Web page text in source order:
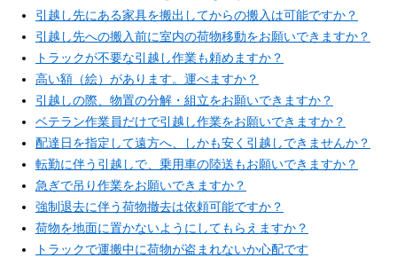
引越し先にある家具を搬出してからの搬入は可能ですか？
引越し先への搬入前に室内の荷物移動をお願いできますか？
トラックが不要な引越し作業も頼めますか？
高い額（絵）があります。運べますか？
引越しの際、物置の分解・組立をお願いできますか？
ベテラン作業員だけで引越し作業をお願いできますか？
配達日を指定して遠方へ、しかも安く引越しできませんか？
転勤に伴う引越しで、乗用車の陸送もお願いできますか？
急ぎで吊り作業をお願いできますか？
強制退去に伴う荷物撤去は依頼可能ですか？
荷物を地面に置かないようにしてもらえますか？
トラックで運搬中に荷物が盗まれないか心配です